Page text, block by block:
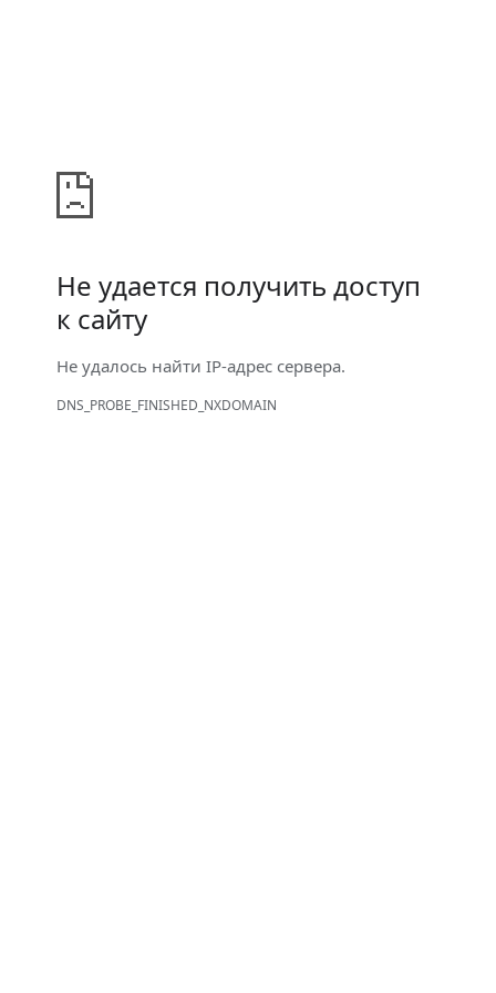
Не удается получить доступ
к сайту
Не удалось найти IP-адрес сервера.
DNS_PROBE_FINISHED_NXDOMAIN